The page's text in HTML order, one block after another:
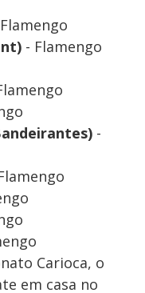
- Flamengo
-
Carioca, o
em casa no